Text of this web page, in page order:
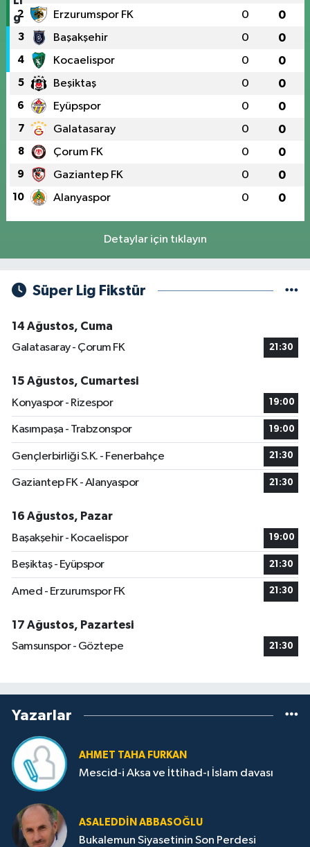
2 Erzurumspor FK 0 0
3 Başakşehir 0 0
4 Kocaelispor 0 0
5 Beşiktaş 0 0
6 Eyüpspor 0 0
7 Galatasaray 0 0
8 Çorum FK 0 0
9 Gaziantep FK 0 0
10 Alanyaspor 0 0
Detaylar için tıklayın
Süper Lig Fikstür
14 Ağustos, Cuma
Galatasaray - Çorum FK
21:30
15 Ağustos, Cumartesi
Konyaspor - Rizespor
19:00
Kasımpaşa - Trabzonspor 19:00
Gençlerbirliği S.K. - Fenerbahçe 21:30
Gaziantep FK - Alanyaspor 21:30
16 Ağustos, Pazar
Başakşehir - Kocaelispor
19:00
Beşiktaş - Eyüpspor 21:30
Amed - Erzurumspor FK 21:30
17 Ağustos, Pazartesi
Samsunspor - Göztepe
21:30
Yazarlar
AHMET TAHA FURKAN
Mescid-i Aksa ve İttihad-ı İslam davası
ASALEDDIN ABBASOĞLU
Bukalemun Siyasetinin Son Perdesi